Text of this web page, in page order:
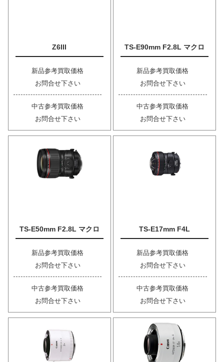
Z6III
新品参考買取価格
お問合せ下さい
中古参考買取価格
お問合せ下さい
TS-E90mm F2.8L マクロ
新品参考買取価格
お問合せ下さい
中古参考買取価格
お問合せ下さい
TS-E50mm F2.8L マクロ
新品参考買取価格
お問合せ下さい
中古参考買取価格
お問合せ下さい
TS-E17mm F4L
新品参考買取価格
お問合せ下さい
中古参考買取価格
お問合せ下さい